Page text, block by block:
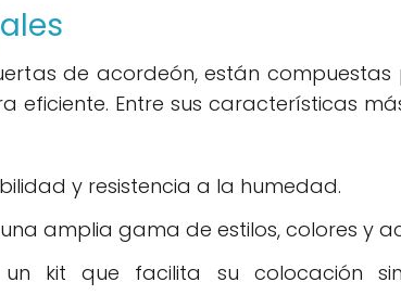
de acordeón, están compuestas
eficiente. Entre sus características
y resistencia a la humedad.
amplia gama de estilos, colores y
un kit que facilita su colocación